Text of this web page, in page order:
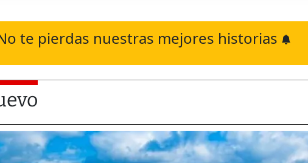
te pierdas nuestras mejores historias